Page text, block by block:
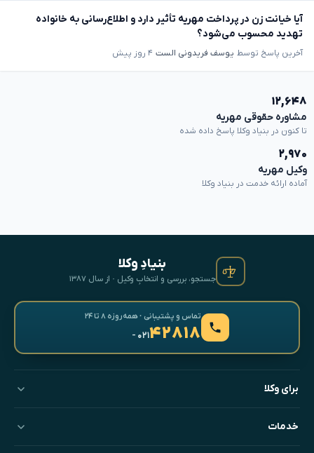
آیا خیانت زن در پرداخت مهریه تأثیر دارد و اطلاع‌رسانی به خانواده
تهدید محسوب می‌شود؟
آخرین پاسخ توسط یوسف فریدونی الست ۴ روز پیش
۱۲,۶۴۸
مشاوره حقوقی مهریه
تا کنون در بنیاد وکلا پاسخ داده شده
۲,۹۷۰
وکیل مهریه
آماده ارائه خدمت در بنیاد وکلا
بنیادِ وکلا
جستجو، بررسی و انتخابِ وکیل · از سال ۱۳۸۷
تماس و پشتیبانی · همه‌روزه ۸ تا ۲۴
۴۲۸۱۸- ۰۲۱
برای وکلا
خدمات